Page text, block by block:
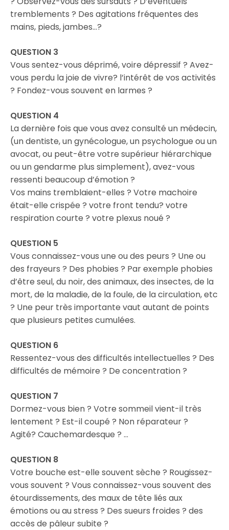
tremblements ? Des agitations fréquentes des
mains, pieds, jambes…?
QUESTION 3
Vous sentez-vous déprimé, voire dépressif ? Avez-
vous perdu la joie de vivre? l’intérêt de vos activités
? Fondez-vous souvent en larmes ?
QUESTION 4
La dernière fois que vous avez consulté un médecin,
(un dentiste, un gynécologue, un psychologue ou un
avocat, ou peut-être votre supérieur hiérarchique
ou un gendarme plus simplement), avez-vous
ressenti beaucoup d’émotion ?
Vos mains tremblaient-elles ? Votre machoire
était-elle crispée ? votre front tendu? votre
respiration courte ? votre plexus noué ?
QUESTION 5
Vous connaissez-vous une ou des peurs ? Une ou
des frayeurs ? Des phobies ? Par exemple phobies
d’être seul, du noir, des animaux, des insectes, de la
mort, de la maladie, de la foule, de la circulation, etc
? Une peur très importante vaut autant de points
que plusieurs petites cumulées.
QUESTION 6
Ressentez-vous des difficultés intellectuelles ? Des
difficultés de mémoire ? De concentration ?
QUESTION 7
Dormez-vous bien ? Votre sommeil vient-il très
lentement ? Est-il coupé ? Non réparateur ?
Agité? Cauchemardesque ? …
QUESTION 8
Votre bouche est-elle souvent sèche ? Rougissez-
vous souvent ? Vous connaissez-vous souvent des
étourdissements, des maux de tête liés aux
émotions ou au stress ? Des sueurs froides ? des
accès de pâleur subite ?